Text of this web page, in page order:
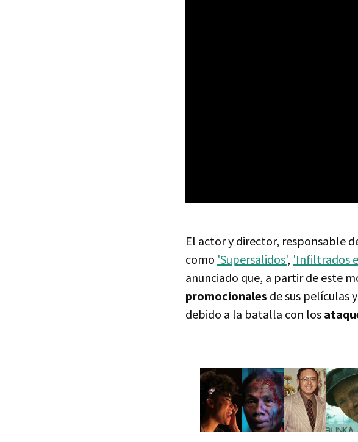
El actor y director, responsable
como 'Supersalidos', 'Infiltrados
anunciado que, a partir de este
promocionales de sus películas
debido a la batalla con los